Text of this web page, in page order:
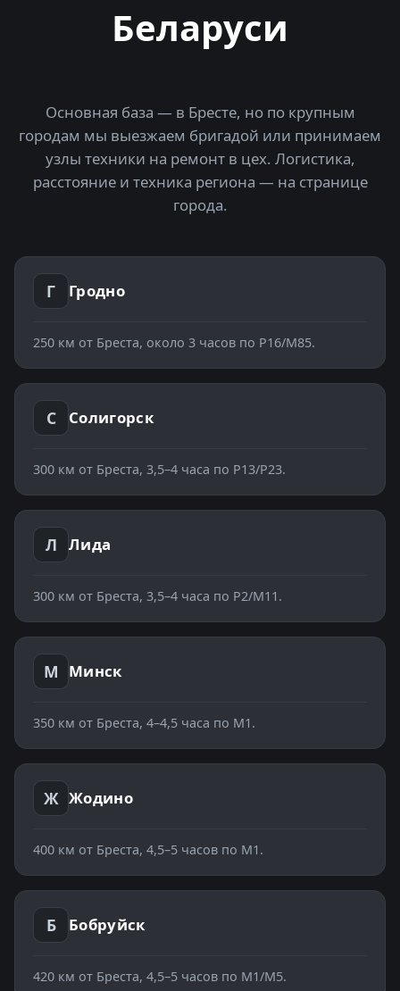
Беларуси
Основная база — в Бресте, но по крупным
городам мы выезжаем бригадой или принимаем
узлы техники на ремонт в цех. Логистика,
расстояние и техника региона — на странице
города.
Г Гродно
250 км от Бреста, около 3 часов по Р16/М85.
С Солигорск
300 км от Бреста, 3,5–4 часа по Р13/Р23.
Л Лида
300 км от Бреста, 3,5–4 часа по Р2/М11 .
М Минск
350 км от Бреста, 4–4,5 часа по М1 .
Ж Жодино
400 км от Бреста, 4,5–5 часов по М1 .
Б Бобруйск
420 км от Бреста, 4,5–5 часов по М1/М5.